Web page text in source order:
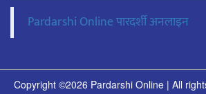
Pardarshi Online पारदर्शी अनलाइन
Copyright ©2026 Pardarshi Online | All